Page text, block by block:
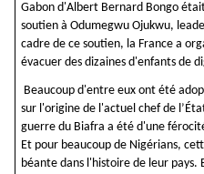
Gabon d'Albert Bernard Bongo
soutien à Odumegwu Ojukwu,
cadre de ce soutien, la France a
évacuer des dizaines d'enfants de
Beaucoup d'entre eux ont été
sur l'origine de l'actuel chef de
guerre du Biafra a été d'une
Et pour beaucoup de Nigérians,
béante dans l'histoire de leur